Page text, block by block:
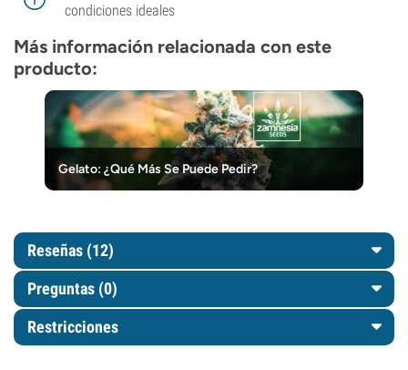
condiciones ideales
Más información relacionada con este
producto:
Gelato: ¿Qué Más Se Puede Pedir?
Reseñas (12)
Preguntas (0)
Restricciones